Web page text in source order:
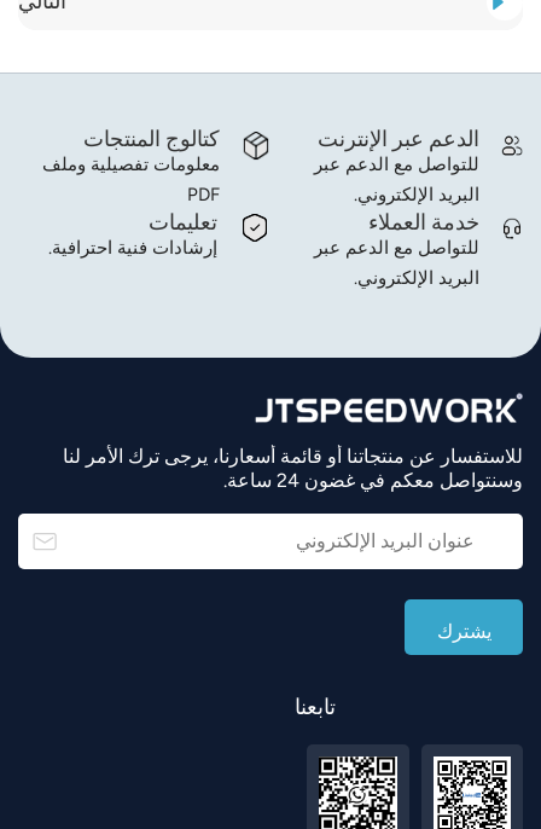
كتالوج المنتجات
معلومات تفصيلية وملف
PDF
الدعم عبر الإنترنت
للتواصل مع الدعم عبر
البريد الإلكتروني.
تعليمات
إرشادات فنية احترافية.
خدمة العملاء
للتواصل مع الدعم عبر
البريد الإلكتروني.
للاستفسار عن منتجاتنا أو قائمة أسعارنا، يرجى ترك الأمر لنا
وسنتواصل معكم في غضون 24 ساعة.
تابعنا